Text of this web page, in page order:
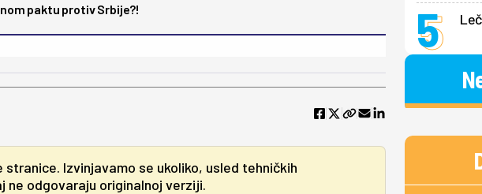
paktu protiv Srbije?!
Izvinjavamo se ukoliko, usled tehničkih
ne odgovaraju originalnoj verziji.